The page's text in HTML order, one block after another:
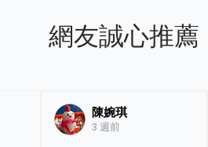
網友誠心推薦
陳婉琪
3 週前